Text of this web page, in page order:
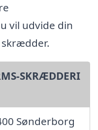
vil udvide din
SKRÆDDERI
Sønderborg